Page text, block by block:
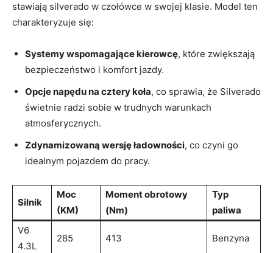
stawiają silverado w czołówce w swojej klasie. Model ten
charakteryzuje się:
Systemy wspomagające kierowcę, które zwiększają
bezpieczeństwo i komfort jazdy.
Opcje napędu na cztery koła, co sprawia, że Silverado
świetnie radzi sobie w trudnych warunkach
atmosferycznych.
Zdynamizowaną wersję ładowności, co czyni go
idealnym pojazdem do pracy.
Silnik
Moc
(KM)
Moment obrotowy
(Nm)
Typ
paliwa
V6
4.3L
285 413 Benzyna